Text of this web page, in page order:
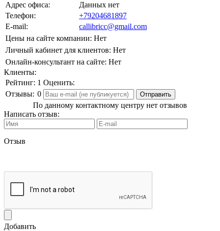
Адрес офиса:
Данных нет
Телефон:
+79204681897
E-mail:
callibricc@gmail.com
Цены на сайте компании: Нет
Личный кабинет для клиентов: Нет
Онлайн-консультант на сайте: Нет
Клиенты:
Рейтинг: 1 Оценить:
Отзывы: 0
По данному контактному центру нет отзывов
Написать отзыв:
Отзыв
Добавить